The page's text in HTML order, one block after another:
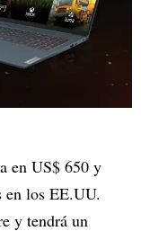
en US$ 650 y
en los EE.UU.
y tendrá un